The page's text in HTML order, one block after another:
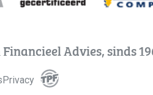
Advies, sinds
PrivacyRealisatie: The Publishing